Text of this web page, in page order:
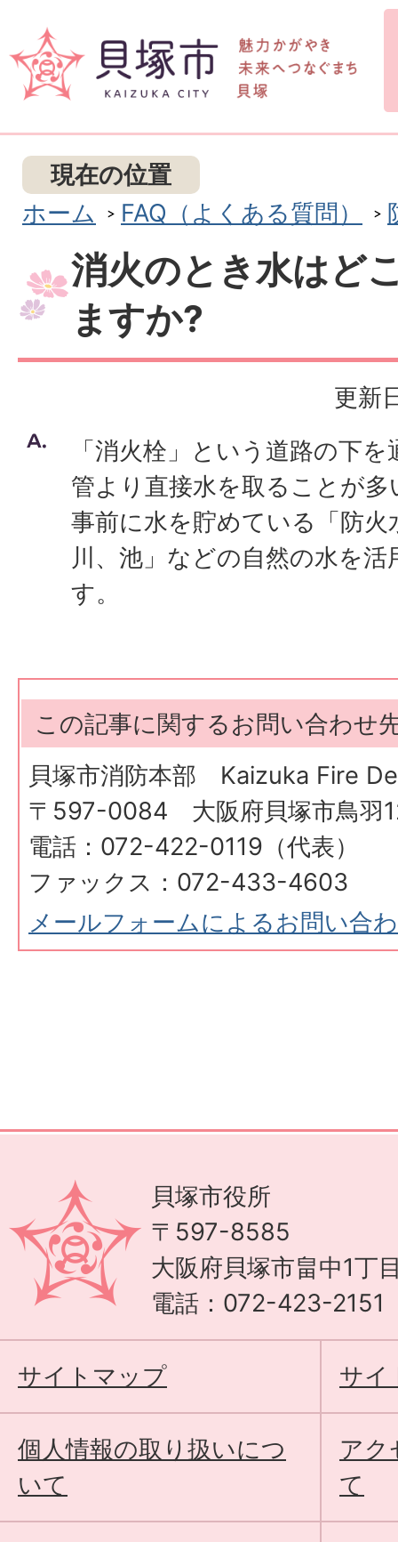
現在の位置
ホーム
FAQ（よくある質問）
消火のとき水はど
ますか?
更新
「消火栓」という道路の下
管より直接水を取ることが
事前に水を貯めている「防火
川、池」などの自然の水を
す。
この記事に関するお問い合わせ
貝塚市消防本部 Kaizuka Fire
〒597-0084 大阪府貝塚市鳥羽
電話：072-422-0119（代表）
ファックス：072-433-4603
メールフォームによるお問い合
貝塚市役所
〒597-8585
大阪府貝塚市畠中1丁
電話：072-423-2151
サイトマップ サイ
個人情報の取り扱いにつ
いて
アク
て